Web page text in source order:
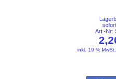
Art.-Nr:
inkl. 19 %